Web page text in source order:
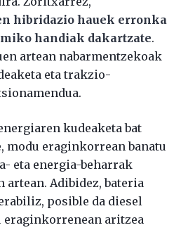
hibridazio hauek erronka
handiak dakartzate.
artean nabarmentzekoak
eta trakzio-
kudeaketa bat
modu eraginkorrean banatu
eta energia-beharrak
Adibidez, bateria
posible da diesel
eraginkorrenean aritzea